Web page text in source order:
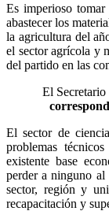
Es imperioso tomar
abastecer los
la agricultura del
el sector agrícola y
del partido en las
El Secretario
El sector de
problemas
existente base
perder a ninguno al
sector, región y
recapacitación y